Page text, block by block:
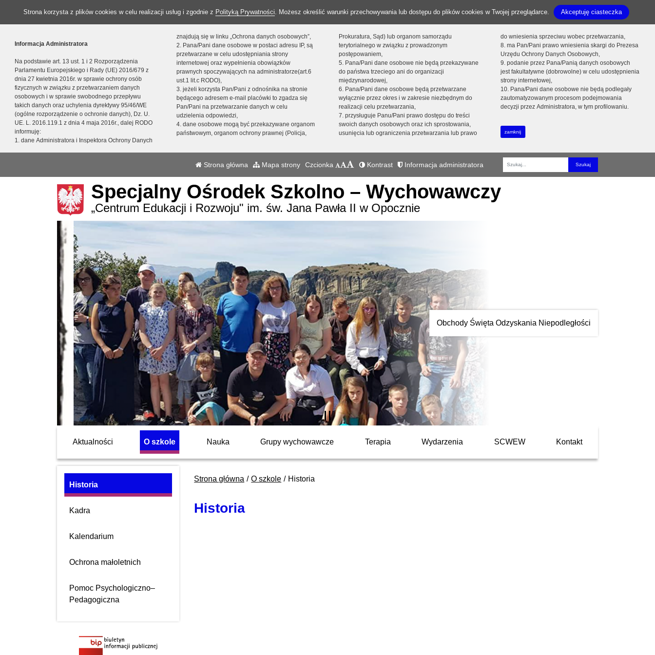
Strona korzysta z plików cookies w celu realizacji usług i zgodnie z Polityką Prywatności. Możesz określić warunki przechowywania lub dostępu do plików cookies w Twojej przeglądarce. Akceptuję ciasteczka
Informacja Administratora
Na podstawie art. 13 ust. 1 i 2 Rozporządzenia
Parlamentu Europejskiego i Rady (UE) 2016/679 z
dnia 27 kwietnia 2016r. w sprawie ochrony osób
fizycznych w związku z przetwarzaniem danych
osobowych i w sprawie swobodnego przepływu
takich danych oraz uchylenia dyrektywy 95/46/WE
(ogólne rozporządzenie o ochronie danych), Dz. U.
UE. L. 2016.119.1 z dnia 4 maja 2016r., dalej RODO
informuję:
1. dane Administratora i Inspektora Ochrony Danych
znajdują się w linku „Ochrona danych osobowych”,
2. Pana/Pani dane osobowe w postaci adresu IP, są
przetwarzane w celu udostępniania strony
internetowej oraz wypełnienia obowiązków
prawnych spoczywających na administratorze(art.6
ust.1 lit.c RODO),
3. jeżeli korzysta Pan/Pani z odnośnika na stronie
będącego adresem e-mail placówki to zgadza się
Pan/Pani na przetwarzanie danych w celu
udzielenia odpowiedzi,
4. dane osobowe mogą być przekazywane organom
państwowym, organom ochrony prawnej (Policja,
Prokuratura, Sąd) lub organom samorządu
terytorialnego w związku z prowadzonym
postępowaniem,
5. Pana/Pani dane osobowe nie będą przekazywane
do państwa trzeciego ani do organizacji
międzynarodowej,
6. Pana/Pani dane osobowe będą przetwarzane
wyłącznie przez okres i w zakresie niezbędnym do
realizacji celu przetwarzania,
7. przysługuje Panu/Pani prawo dostępu do treści
swoich danych osobowych oraz ich sprostowania,
usunięcia lub ograniczenia przetwarzania lub prawo
do wniesienia sprzeciwu wobec przetwarzania,
8. ma Pan/Pani prawo wniesienia skargi do Prezesa
Urzędu Ochrony Danych Osobowych,
9. podanie przez Pana/Panią danych osobowych
jest fakultatywne (dobrowolne) w celu udostępnienia
strony internetowej,
10. Pana/Pani dane osobowe nie będą podlegały
zautomatyzowanym procesom podejmowania
decyzji przez Administratora, w tym profilowaniu.
zamknij
Strona główna Mapa strony Czcionka Kontrast Informacja administratora
Fraza
Specjalny Ośrodek Szkolno – Wychowawczy
„Centrum Edukacji i Rozwoju" im. św. Jana Pawła II w Opocznie
Obchody Święta Odzyskania Niepodległości
Aktualności O szkole Nauka Grupy wychowawcze Terapia Wydarzenia SCWEW Kontakt
Strona główna O szkole Historia
Historia
Historia
Kadra
Kalendarium
Ochrona małoletnich
Pomoc Psychologiczno–
Pedagogiczna